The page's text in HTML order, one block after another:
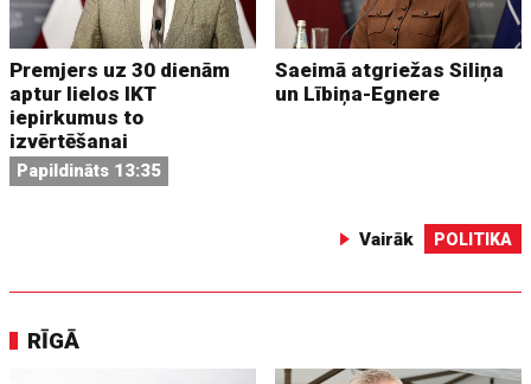
Premjers uz 30 dienām
aptur lielos IKT
iepirkumus to
izvērtēšanai
Papildināts 13:35
Saeimā atgriežas Siliņa
un Lībiņa-Egnere
Vairāk POLITIKA
RĪGĀ